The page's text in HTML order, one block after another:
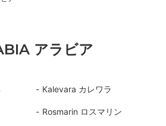
アラビア
Kalevara カレワラ
Rosmarin ロスマリン